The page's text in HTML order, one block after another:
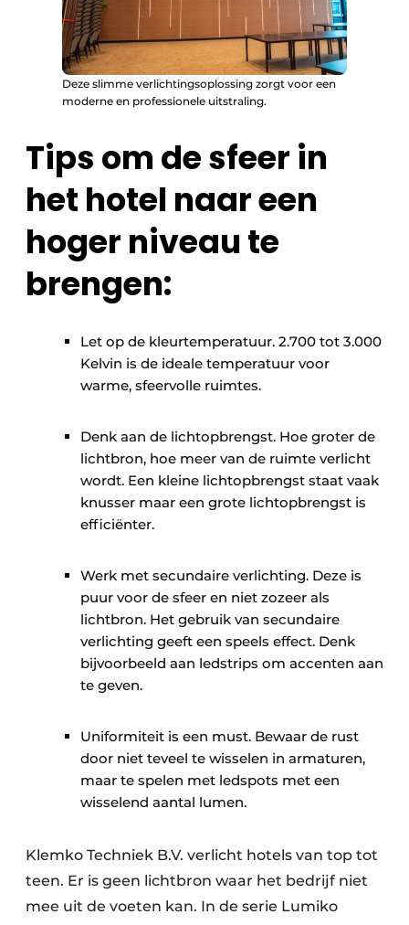
Deze slimme verlichtingsoplossing zorgt voor een
moderne en professionele uitstraling.
Tips om de sfeer in
het hotel naar een
hoger niveau te
brengen:
Let op de kleurtemperatuur. 2.700 tot 3.000
Kelvin is de ideale temperatuur voor
warme, sfeervolle ruimtes.
Denk aan de lichtopbrengst. Hoe groter de
lichtbron, hoe meer van de ruimte verlicht
wordt. Een kleine lichtopbrengst staat vaak
knusser maar een grote lichtopbrengst is
efficiënter.
Werk met secundaire verlichting. Deze is
puur voor de sfeer en niet zozeer als
lichtbron. Het gebruik van secundaire
verlichting geeft een speels effect. Denk
bijvoorbeeld aan ledstrips om accenten aan
te geven.
Uniformiteit is een must. Bewaar de rust
door niet teveel te wisselen in armaturen,
maar te spelen met ledspots met een
wisselend aantal lumen.
Klemko Techniek B.V. verlicht hotels van top tot
teen. Er is geen lichtbron waar het bedrijf niet
mee uit de voeten kan. In de serie Lumiko